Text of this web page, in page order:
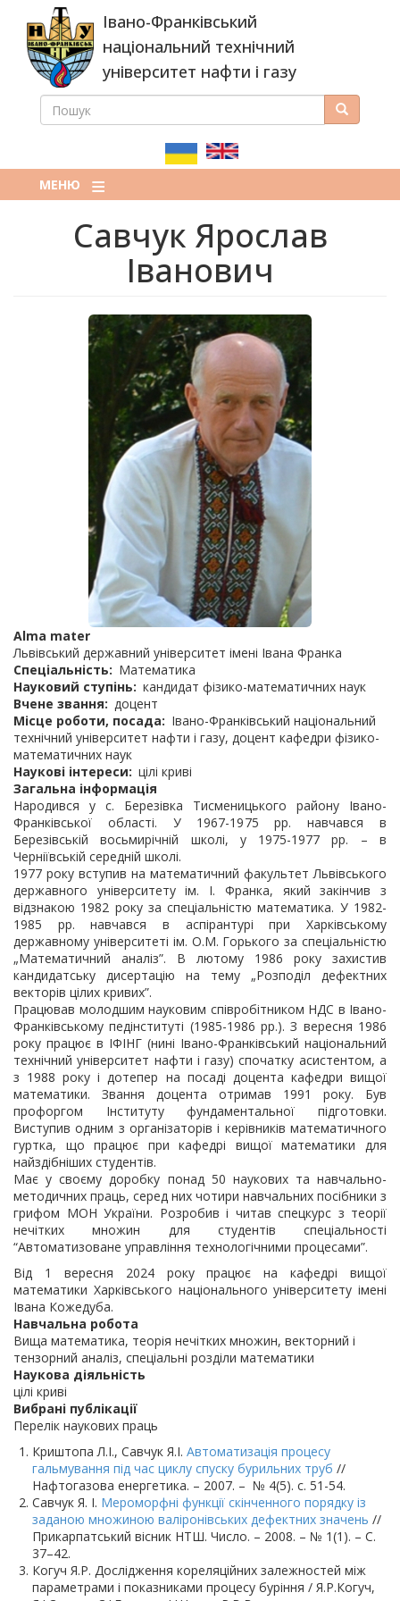
основного
вмісту
Івано-Франківський
національний технічний
університет нафти і газу
ПОШУКОВА
ПОШУК Пошук
МЕНЮ
Савчук Ярослав
Іванович
Alma mater
Львівський державний університет імені Івана Франка
Спеціальність
Математика
Науковий ступінь
кандидат фізико-математичних наук
Вчене звання
доцент
Місце роботи, посада
Івано-Франківський національний
технічний університет нафти і газу, доцент кафедри фізико-
математичних наук
Наукові інтереси
цілі криві
Загальна інформація
Народився у с. Березівка Тисменицького району Івано-
Франківської області. У 1967-1975 рр. навчався в
Березівській восьмирічній школі, у 1975-1977 рр. – в
Черніївській середній школі.
1977 року вступив на математичний факультет Львівського
державного університету ім. І. Франка, який закінчив з
відзнакою 1982 року за спеціальністю математика. У 1982-
1985 рр. навчався в аспірантурі при Харківському
державному університеті ім. О.М. Горького за спеціальністю
„Математичний аналіз”. В лютому 1986 року захистив
кандидатську дисертацію на тему „Розподіл дефектних
векторів цілих кривих”.
Працював молодшим науковим співробітником НДС в Івано-
Франківському педінституті (1985-1986 рр.). З вересня 1986
року працює в ІФІНГ (нині Івано-Франківський національний
технічний університет нафти і газу) спочатку асистентом, а
з 1988 року і дотепер на посаді доцента кафедри вищої
математики. Звання доцента отримав 1991 року. Був
профоргом Інституту фундаментальної підготовки.
Виступив одним з організаторів і керівників математичного
гуртка, що працює при кафедрі вищої математики для
найздібніших студентів.
Має у своєму доробку понад 50 наукових та навчально-
методичних праць, серед них чотири навчальних посібники з
грифом МОН України. Розробив і читав спецкурс з теорії
нечітких множин для студентів спеціальності
“Автоматизоване управління технологічними процесами”.
Від 1 вересня 2024 року працює на кафедрі вищої
математики Харківського національного університету імені
Івана Кожедуба.
Навчальна робота
Вища математика, теорія нечітких множин, векторний і
тензорний аналіз, спеціальні розділи математики
Наукова діяльність
цілі криві
Вибрані публікації
Перелік наукових праць
Криштопа Л.І., Савчук Я.І. Автоматизація процесу
гальмування під час циклу спуску бурильних труб //
Нафтогазова енергетика. – 2007. – № 4(5). с. 51-54.
Савчук Я. І. Мероморфні функції скінченного порядку із
заданою множиною валіронівських дефектних значень //
Прикарпатський вісник НТШ. Число. – 2008. – № 1(1). – С.
37–42.
Когуч Я.Р. Дослідження кореляційних залежностей між
параметрами і показниками процесу буріння / Я.Р.Когуч,